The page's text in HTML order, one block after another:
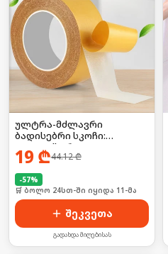
ულტრა-მძლავრი
ბადისებრი სკოჩი:
დააფიქსირე
ხალიჩებიდან დაწყებული,
დამთავრებული! 🦍💥
19 ₾44.12₾
-57%
🛒 ბოლო 24სთ-ში იყიდა 11-მა
შეკვეთა
გადახდა მიღებისას